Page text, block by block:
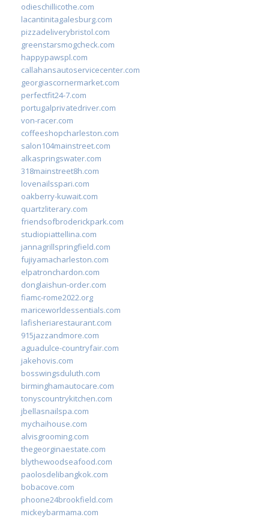
odieschillicothe.com
lacantinitagalesburg.com
pizzadeliverybristol.com
greenstarsmogcheck.com
happypawspl.com
callahansautoservicecenter.com
georgiascornermarket.com
perfectfit24-7.com
portugalprivatedriver.com
von-racer.com
coffeeshopcharleston.com
salon104mainstreet.com
alkaspringswater.com
318mainstreet8h.com
lovenailsspari.com
oakberry-kuwait.com
quartzliterary.com
friendsofbroderickpark.com
studiopiattellina.com
jannagrillspringfield.com
fujiyamacharleston.com
elpatronchardon.com
donglaishun-order.com
fiamc-rome2022.org
mariceworldessentials.com
lafisheriarestaurant.com
915jazzandmore.com
aguadulce-countryfair.com
jakehovis.com
bosswingsduluth.com
birminghamautocare.com
tonyscountrykitchen.com
jbellasnailspa.com
mychaihouse.com
alvisgrooming.com
thegeorginaestate.com
blythewoodseafood.com
paolosdelibangkok.com
bobacove.com
phoone24brookfield.com
mickeybarmama.com